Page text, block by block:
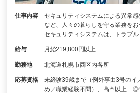
仕事内容
セキュリティシステムによる異常
など、人々の暮らしを守る業務を
セキュリティシステムは、トラブ
給与 月給219,800円以上
勤務地 北海道札幌市西区内各所
応募資格
未経験39歳まで（例外事由3号のイ
め／職業経験不問）、高卒以上 ◎